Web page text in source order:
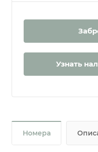
Узнать
Номера